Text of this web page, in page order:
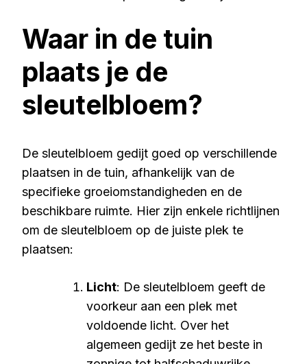
Waar in de tuin
plaats je de
sleutelbloem?
De sleutelbloem gedijt goed op verschillende
plaatsen in de tuin, afhankelijk van de
specifieke groeiomstandigheden en de
beschikbare ruimte. Hier zijn enkele richtlijnen
om de sleutelbloem op de juiste plek te
plaatsen:
Licht: De sleutelbloem geeft de
voorkeur aan een plek met
voldoende licht. Over het
algemeen gedijt ze het beste in